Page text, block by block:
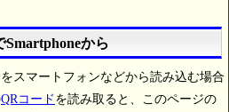
から
スマートフォンなどから読み込む場合
QRコード を読み取ると、このページの